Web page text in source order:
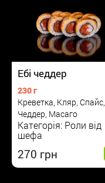
Ебі чеддер
230 г
Креветка, Кляр, Спайс,
Чеддер, Масаго
Категорія: Роли від
шефа
270